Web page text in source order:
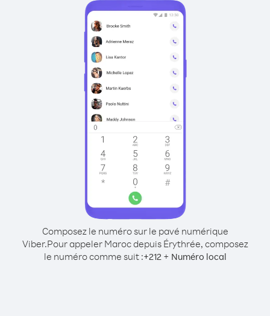
Composez le numéro sur le pavé numérique
Viber.Pour appeler Maroc depuis Érythrée, composez
le numéro comme suit :+212+ Numéro local